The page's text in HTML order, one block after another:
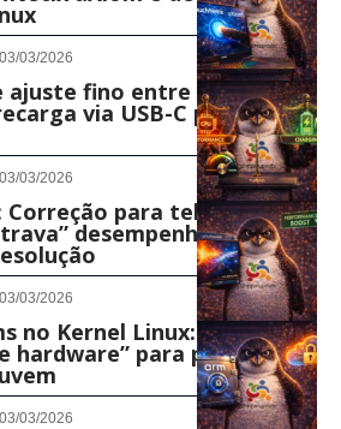
03/03/2026
ajuste fino entre
via USB-C para o
03/03/2026
Correção para telas
desempenho em
03/03/2026
no Kernel Linux: Arm
hardware” para proteger
03/03/2026